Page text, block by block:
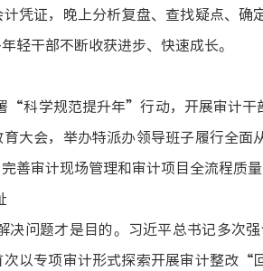
凭证，晚上分析复盘、查找疑点、
轻干部不断收获进步、快速成长。
“科学规范提升年”行动，开展审计
大会，举办特派办领导班子履行全
善审计现场管理和审计项目全流程质
决问题才是目的。习近平总书记多次
以专项审计形式探索开展审计整改